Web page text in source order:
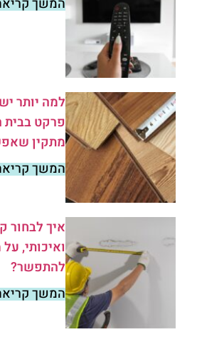
המשך
למה יותר
פרקט בבית
מתקין
המשך
איך לבחור
ואיכותי,
להתפשר?
המשך